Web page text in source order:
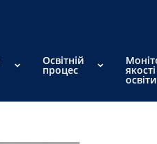
Освітній
процес якості
освіти